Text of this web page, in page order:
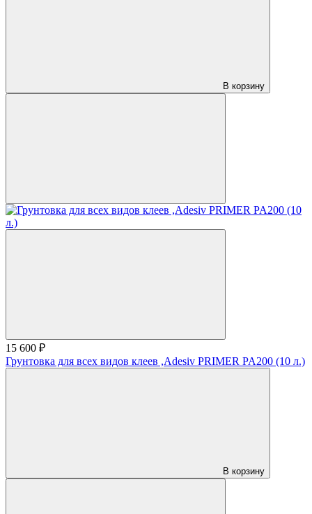
В корзину
15 600 ₽
Грунтовка для всех видов клеев ,Adesiv PRIMER PA200 (10 л.)
В корзину